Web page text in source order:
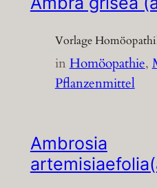
Vorlage
inHomöopathie,
Pflanzenmittel
Ambrosia